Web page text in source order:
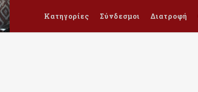
Κατηγορίες Σύνδεσμοι Διατροφή